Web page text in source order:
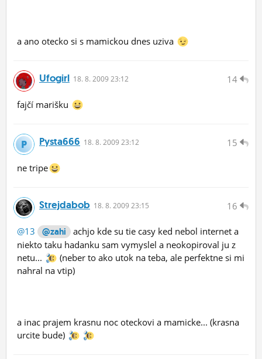
a ano otecko si s mamickou dnes uziva
14
Ufogirl 18. 8. 2009 23:12
fajčí marišku
15
Pysta666 18. 8. 2009 23:12
ne tripe
16
Strejdabob 18. 8. 2009 23:15
@13 @zahi
achjo kde su tie casy ked nebol internet a
niekto taku hadanku sam vymyslel a neokopiroval ju z
netu...
(neber to ako utok na teba, ale perfektne si mi
nahral na vtip)
a inac prajem krasnu noc oteckovi a mamicke... (krasna
urcite bude)